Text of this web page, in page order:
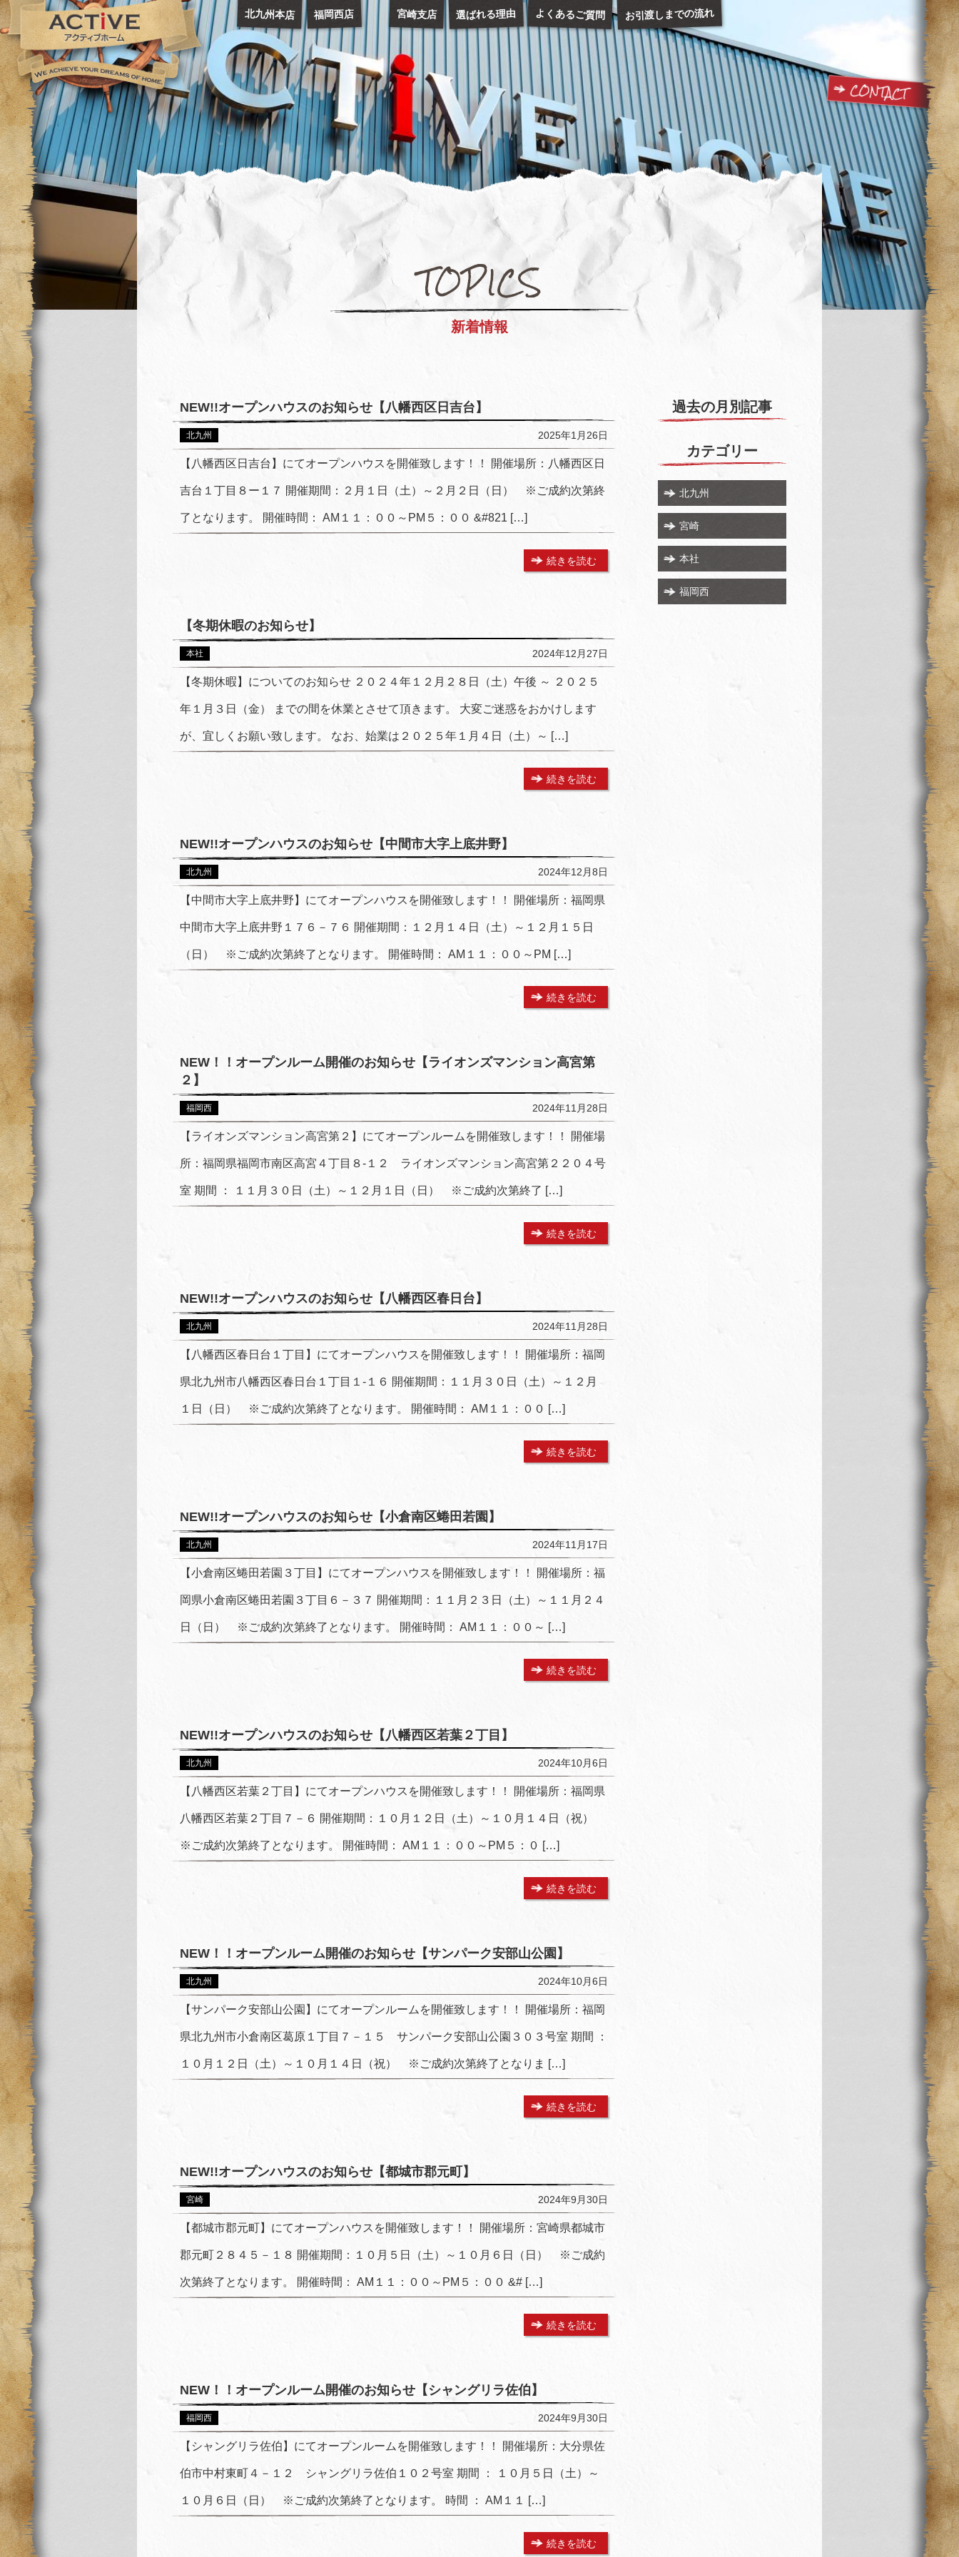
北九州本店 福岡西店 宮崎支店 選ばれる理由 よくあるご質問 お引渡しまでの流れ
TOPICS
新着情報
NEW!!オープンハウスのお知らせ【八幡西区日吉台】
北九州 2025年1月26日
【八幡西区日吉台】にてオープンハウスを開催致します！！ 開催場所：八幡西区日
吉台１丁目８ー１７ 開催期間：２月１日（土）～２月２日（日） ※ご成約次第終
了となります。 開催時間： AM１１：００～PM５：００ &#821 […]
続きを読む
【冬期休暇のお知らせ】
本社 2024年12月27日
【冬期休暇】についてのお知らせ ２０２４年１２月２８日（土）午後 ～ ２０２５
年１月３日（金） までの間を休業とさせて頂きます。 大変ご迷惑をおかけします
が、宜しくお願い致します。 なお、始業は２０２５年１月４日（土）～ […]
続きを読む
NEW!!オープンハウスのお知らせ【中間市大字上底井野】
北九州 2024年12月8日
【中間市大字上底井野】にてオープンハウスを開催致します！！ 開催場所：福岡県
中間市大字上底井野１７６－７６ 開催期間：１２月１４日（土）～１２月１５日
（日） ※ご成約次第終了となります。 開催時間： AM１１：００～PM […]
続きを読む
NEW！！オープンルーム開催のお知らせ【ライオンズマンション高宮第
２】
福岡西 2024年11月28日
【ライオンズマンション高宮第２】にてオープンルームを開催致します！！ 開催場
所：福岡県福岡市南区高宮４丁目８-１２ ライオンズマンション高宮第２２０４号
室 期間 ： １１月３０日（土）～１２月１日（日） ※ご成約次第終了 […]
続きを読む
NEW!!オープンハウスのお知らせ【八幡西区春日台】
北九州 2024年11月28日
【八幡西区春日台１丁目】にてオープンハウスを開催致します！！ 開催場所：福岡
県北九州市八幡西区春日台１丁目１-１６ 開催期間：１１月３０日（土）～１２月
１日（日） ※ご成約次第終了となります。 開催時間： AM１１：００ […]
続きを読む
NEW!!オープンハウスのお知らせ【小倉南区蜷田若園】
北九州 2024年11月17日
【小倉南区蜷田若園３丁目】にてオープンハウスを開催致します！！ 開催場所：福
岡県小倉南区蜷田若園３丁目６－３７ 開催期間：１１月２３日（土）～１１月２４
日（日） ※ご成約次第終了となります。 開催時間： AM１１：００～ […]
続きを読む
NEW!!オープンハウスのお知らせ【八幡西区若葉２丁目】
北九州 2024年10月6日
【八幡西区若葉２丁目】にてオープンハウスを開催致します！！ 開催場所：福岡県
八幡西区若葉２丁目７－６ 開催期間：１０月１２日（土）～１０月１４日（祝）
※ご成約次第終了となります。 開催時間： AM１１：００～PM５：０ […]
続きを読む
NEW！！オープンルーム開催のお知らせ【サンパーク安部山公園】
北九州 2024年10月6日
【サンパーク安部山公園】にてオープンルームを開催致します！！ 開催場所：福岡
県北九州市小倉南区葛原１丁目７－１５ サンパーク安部山公園３０３号室 期間 ：
１０月１２日（土）～１０月１４日（祝） ※ご成約次第終了となりま […]
続きを読む
NEW!!オープンハウスのお知らせ【都城市郡元町】
宮崎 2024年9月30日
【都城市郡元町】にてオープンハウスを開催致します！！ 開催場所：宮崎県都城市
郡元町２８４５－１８ 開催期間：１０月５日（土）～１０月６日（日） ※ご成約
次第終了となります。 開催時間： AM１１：００～PM５：００ &# […]
続きを読む
NEW！！オープンルーム開催のお知らせ【シャングリラ佐伯】
福岡西 2024年9月30日
【シャングリラ佐伯】にてオープンルームを開催致します！！ 開催場所：大分県佐
伯市中村東町４－１２ シャングリラ佐伯１０２号室 期間 ： １０月５日（土）～
１０月６日（日） ※ご成約次第終了となります。 時間 ： AM１１ […]
続きを読む
過去の月別記事
カテゴリー
北九州
宮崎
本社
福岡西
CONTACT